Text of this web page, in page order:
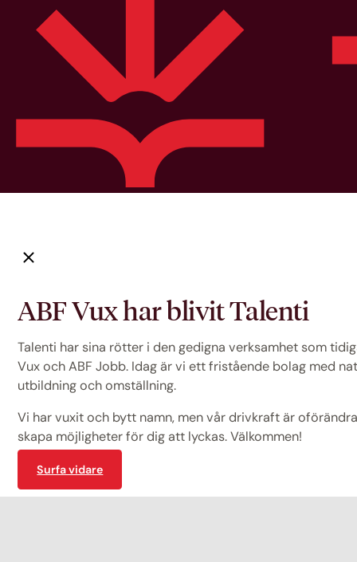
ABF Vux har blivit Talenti
Talenti har sina rötter i den gedigna verksamhet som
Vux och ABF Jobb. Idag är vi ett fristående bolag med
utbildning och omställning.
Vi har vuxit och bytt namn, men vår drivkraft är
skapa möjligheter för dig att lyckas. Välkommen!
Surfa vidare